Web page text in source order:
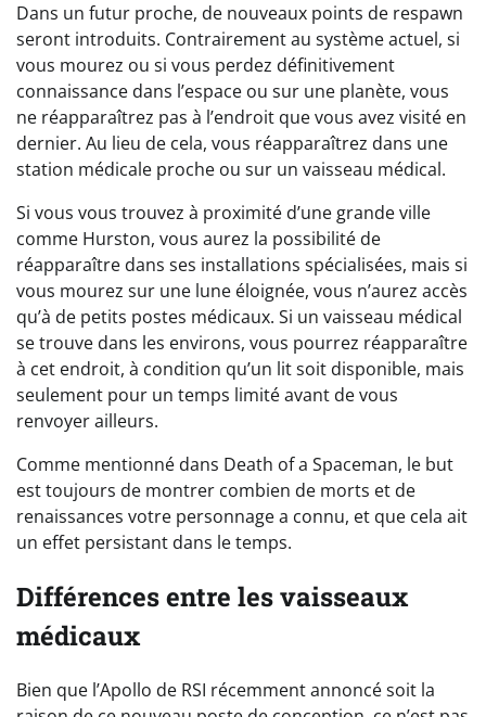
Dans un futur proche, de nouveaux points de respawn
seront introduits. Contrairement au système actuel, si
vous mourez ou si vous perdez définitivement
connaissance dans l’espace ou sur une planète, vous
ne réapparaîtrez pas à l’endroit que vous avez visité en
dernier. Au lieu de cela, vous réapparaîtrez dans une
station médicale proche ou sur un vaisseau médical.
Si vous vous trouvez à proximité d’une grande ville
comme Hurston, vous aurez la possibilité de
réapparaître dans ses installations spécialisées, mais si
vous mourez sur une lune éloignée, vous n’aurez accès
qu’à de petits postes médicaux. Si un vaisseau médical
se trouve dans les environs, vous pourrez réapparaître
à cet endroit, à condition qu’un lit soit disponible, mais
seulement pour un temps limité avant de vous
renvoyer ailleurs.
Comme mentionné dans Death of a Spaceman, le but
est toujours de montrer combien de morts et de
renaissances votre personnage a connu, et que cela ait
un effet persistant dans le temps.
Différences entre les vaisseaux
médicaux
Bien que l’Apollo de RSI récemment annoncé soit la